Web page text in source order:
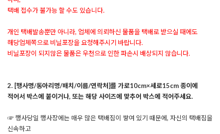
택배 접수가 불가능 할 수도 있습니다.
개인 택배발송뿐만 아니라, 업체에 의뢰하신 물품을 택배로 받으실 때에도
해당업체쪽으로 비닐포장을 요청해주시기 바랍니다.
비닐포장이 되지않은 물품은 우천으로 인한 파손시 배상되지 않습니다.
2. [행사명/동아리명/배치/이름/연락처]를 가로10cm×세로15cm 종이에
적어서 박스에 붙이거나, 또는 해당 사이즈에 맞추어 박스에 적어주세요.
☞ 행사당일 행사장에는 매우 많은 택배짐이 쌓여 있기 때문에, 자신의 택배짐을
신속하고